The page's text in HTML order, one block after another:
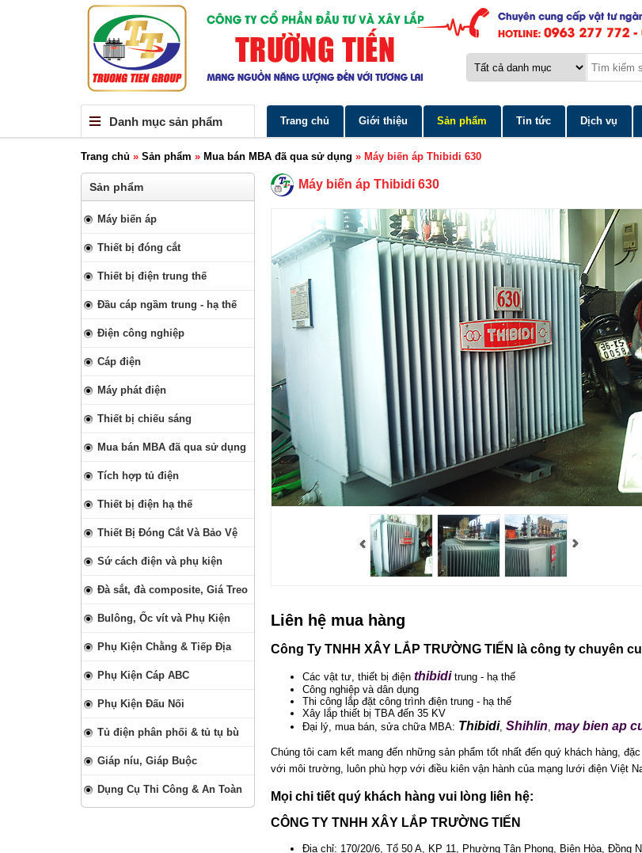
Danh mục sản phẩm Trang chủ Giới thiệu Sản phẩm Tin tức Dịch vụ
Trang chủ » Sản phẩm » Mua bán MBA đã qua sử dụng » Máy biến áp Thibidi 630
Sản phẩm
Máy biến áp
Thiết bị đóng cắt
Thiết bị điện trung thế
Đầu cáp ngầm trung - hạ thế
Điện công nghiệp
Cáp điện
Máy phát điện
Thiết bị chiếu sáng
Mua bán MBA đã qua sử dụng
Tích hợp tủ điện
Thiết bị điện hạ thế
Thiết Bị Đóng Cắt Và Bảo Vệ
Sứ cách điện và phụ kiện
Đà sắt, đà composite, Giá Treo
Bulông, Ốc vít và Phụ Kiện
Phụ Kiện Chằng & Tiếp Địa
Phụ Kiện Cáp ABC
Phụ Kiện Đấu Nối
Tủ điện phân phối & tủ tụ bù
Giáp níu, Giáp Buộc
Dụng Cụ Thi Công & An Toàn
Máy biến áp Thibidi 630
Liên hệ mua hàng
Công Ty TNHH XÂY LẮP TRƯỜNG TIẾN là công ty chuyên
Các vật tư, thiết bị điện thibidi trung - hạ thế
Công nghiệp và dân dụng
Thi công lắp đặt công trình điện trung - hạ thế
Xây lắp thiết bị TBA đến 35 KV
Đại lý, mua bán, sửa chữa MBA: Thibidi Shihlin may bien ap
Chúng tôi cam kết mang đến những sản phẩm tốt nhất đến quý khách hàng,
với môi trường, luôn phù hợp với điều kiên vận hành của mạng lưới điện Việt
Mọi chi tiết quý khách hàng vui lòng liên hệ:
CÔNG TY TNHH XÂY LẮP TRƯỜNG TIẾN
Địa chỉ: 170/20/6, Tổ 50 A, KP 11, Phường Tân Phong, Biên Hòa, Đồng